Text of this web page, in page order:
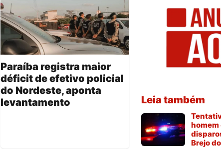
Paraíba registra maior
déficit de efetivo policial
do Nordeste, aponta
levantamento
Leia também
homem
Brejo